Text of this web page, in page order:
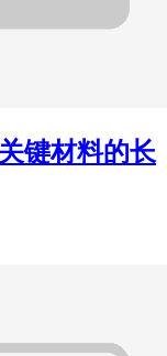
键材料的长